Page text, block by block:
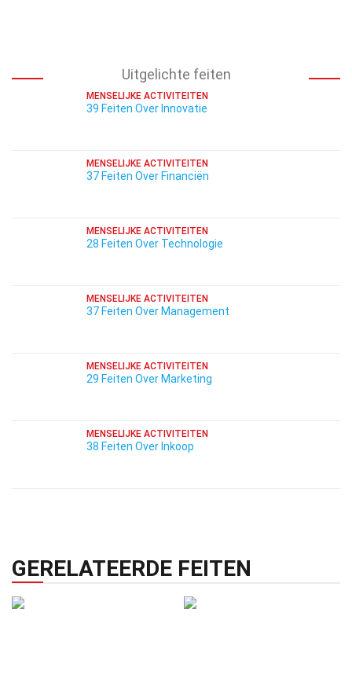
Uitgelichte feiten
MENSELIJKE ACTIVITEITEN
39 Feiten Over Innovatie
MENSELIJKE ACTIVITEITEN
37 Feiten Over Financiën
MENSELIJKE ACTIVITEITEN
28 Feiten Over Technologie
MENSELIJKE ACTIVITEITEN
37 Feiten Over Management
MENSELIJKE ACTIVITEITEN
29 Feiten Over Marketing
MENSELIJKE ACTIVITEITEN
38 Feiten Over Inkoop
GERELATEERDE FEITEN